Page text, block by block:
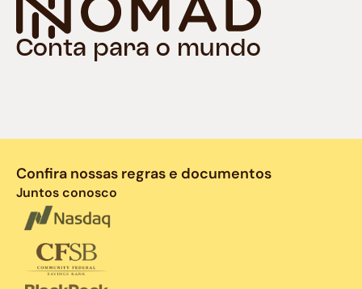
Conta para o mundo
Confira nossas regras e documentos
Juntos conosco